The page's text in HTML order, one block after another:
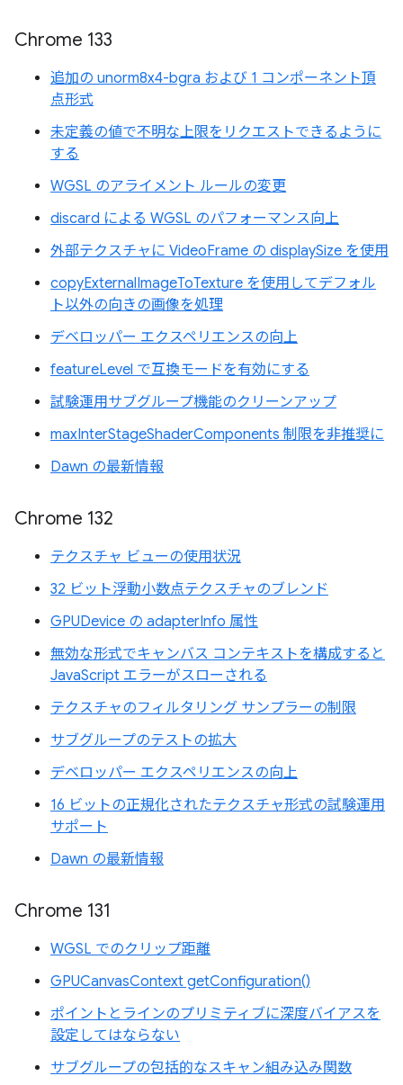
Chrome 133
追加の unorm8x4-bgra および 1 コンポーネント頂
点形式
未定義の値で不明な上限をリクエストできるように
する
WGSL のアライメント ルールの変更
discard による WGSL のパフォーマンス向上
外部テクスチャに VideoFrame の displaySize を使用
copyExternalImageToTexture を使用してデフォル
ト以外の向きの画像を処理
デベロッパー エクスペリエンスの向上
featureLevel で互換モードを有効にする
試験運用サブグループ機能のクリーンアップ
maxInterStageShaderComponents 制限を非推奨に
Dawn の最新情報
Chrome 132
テクスチャ ビューの使用状況
32 ビット浮動小数点テクスチャのブレンド
GPUDevice の adapterInfo 属性
無効な形式でキャンバス コンテキストを構成すると
JavaScript エラーがスローされる
テクスチャのフィルタリング サンプラーの制限
サブグループのテストの拡大
デベロッパー エクスペリエンスの向上
16 ビットの正規化されたテクスチャ形式の試験運用
サポート
Dawn の最新情報
Chrome 131
WGSL でのクリップ距離
GPUCanvasContext getConfiguration()
ポイントとラインのプリミティブに深度バイアスを
設定してはならない
サブグループの包括的なスキャン組み込み関数